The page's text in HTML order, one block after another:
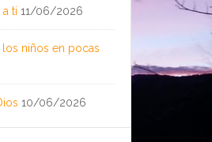
ti 11/06/2026
los niños en pocas
10/06/2026